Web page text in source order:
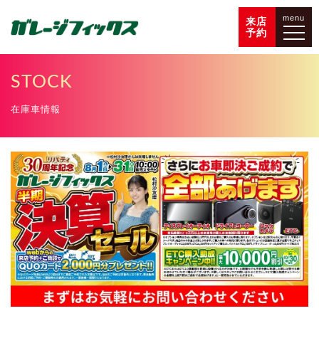
来店
予約
menu
STOCK
在庫車情報